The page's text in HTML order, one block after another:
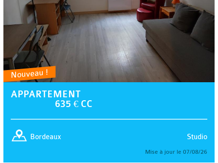
Nouveau !
APPARTEMENT
635 € CC
Studio
Bordeaux
Mise à jour le 07/08/26